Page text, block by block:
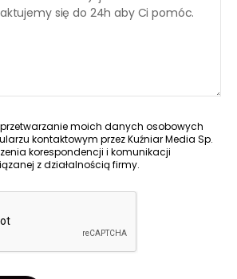
moich danych osobowych
kontaktowym przez Kuźniar Media Sp.
korespondencji i komunikacji
z działalnością firmy.